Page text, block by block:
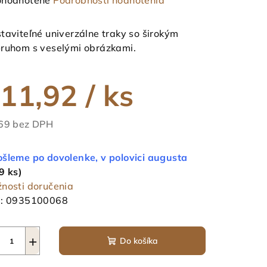
univerzálne traky so širokým
s veselými obrázkami.
/ ks
bez DPH
po dovolenke, v polovici augusta
ks)
doručenia
0935100068
+ Do košíka